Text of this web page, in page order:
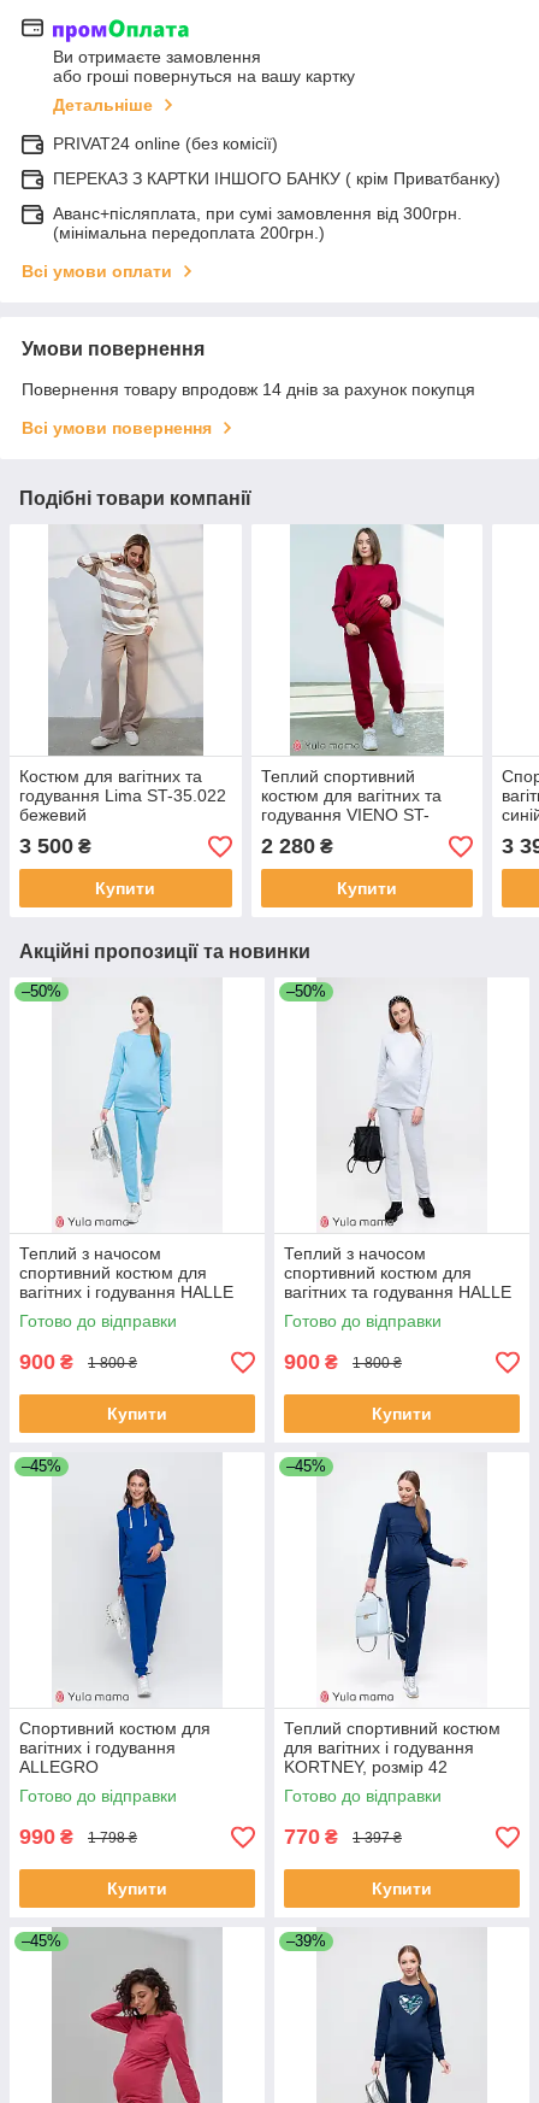
Ви отримаєте замовлення
або гроші повернуться на вашу картку
Детальніше
PRIVAT24 online (без комісії)
ПЕРЕКАЗ З КАРТКИ ІНШОГО БАНКУ ( крім Приватбанку)
Аванс+післяплата, при сумі замовлення від 300грн.
(мінімальна передоплата 200грн.)
Всі умови оплати
Умови повернення
Повернення товару впродовж 14 днів за рахунок покупця
Всі умови повернення
Подібні товари компанії
Костюм для вагітних та
годування Lima ST-35.022
бежевий
3 500 ₴
Купити
Теплий спортивний
костюм для вагітних та
годування VIENO ST-
42.012 бордовий
2 280₴
Купити
3
Акційні пропозиції та новинки
–50%
Теплий з начосом
спортивний костюм для
вагітних і годування HALLE
ST-49.072
Готово до відправки
900 ₴ 1 800 ₴
Купити
–50%
Теплий з начосом
спортивний костюм для
вагітних та годування HALLE
ST-49.073, розмір 42
Готово до відправки
900 ₴ 1 800 ₴
Купити
–45%
Спортивний костюм для
вагітних і годування
ALLEGRO
Готово до відправки
990 ₴ 1 798 ₴
Купити
–45%
Теплий спортивний костюм
для вагітних і годування
KORTNEY, розмір 42
Готово до відправки
770 ₴ 1 397 ₴
Купити
–45% –39%